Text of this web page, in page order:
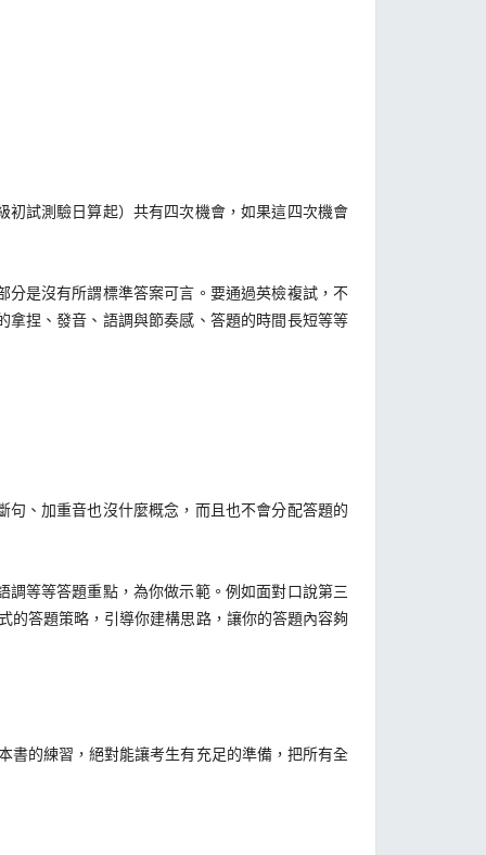
試測驗日算起）共有四次機會，如果這四次機會
是沒有所謂標準答案可言。要通過英檢複試，不
捏、發音、語調與節奏感、答題的時間長短等等
、加重音也沒什麼概念，而且也不會分配答題的
等等答題重點，為你做示範。例如面對口說第三
的答題策略，引導你建構思路，讓你的答題內容夠
的練習，絕對能讓考生有充足的準備，把所有全